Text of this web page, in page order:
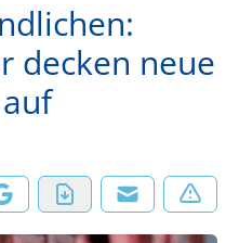
decken neue